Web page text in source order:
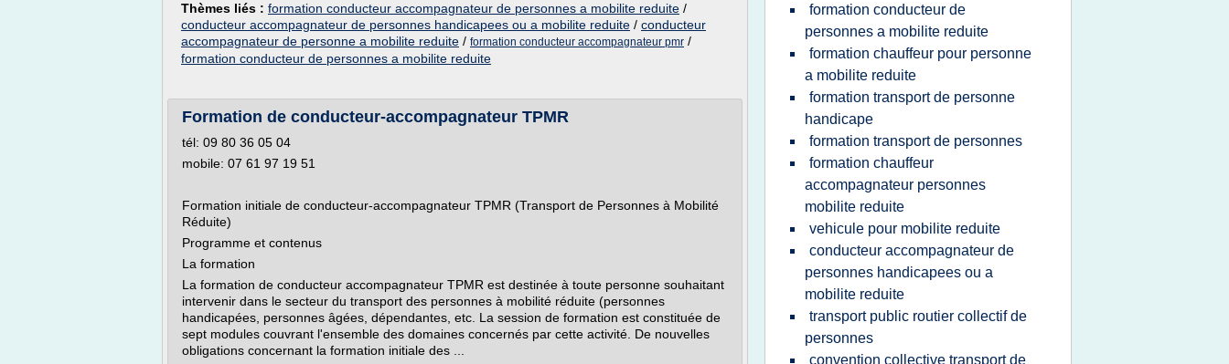
Thèmes liés : formation conducteur accompagnateur de personnes a mobilite reduite /
conducteur accompagnateur de personnes handicapees ou a mobilite reduite / conducteur
accompagnateur de personne a mobilite reduite / formation conducteur accompagnateur pmr /
formation conducteur de personnes a mobilite reduite
Formation de conducteur-accompagnateur TPMR
tél: 09 80 36 05 04
mobile: 07 61 97 19 51
Formation initiale de conducteur-accompagnateur TPMR (Transport de Personnes à Mobilité
Réduite)
Programme et contenus
La formation
La formation de conducteur accompagnateur TPMR est destinée à toute personne souhaitant
intervenir dans le secteur du transport des personnes à mobilité réduite (personnes
handicapées, personnes âgées, dépendantes, etc. La session de formation est constituée de
sept modules couvrant l'ensemble des domaines concernés par cette activité. De nouvelles
obligations concernant la formation initiale des ...
formation conducteur de
personnes a mobilite reduite
formation chauffeur pour personne
a mobilite reduite
formation transport de personne
handicape
formation transport de personnes
formation chauffeur
accompagnateur personnes
mobilite reduite
vehicule pour mobilite reduite
conducteur accompagnateur de
personnes handicapees ou a
mobilite reduite
transport public routier collectif de
personnes
convention collective transport de